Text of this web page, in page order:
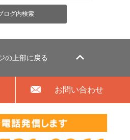
の上部に戻る
お問い合わせ